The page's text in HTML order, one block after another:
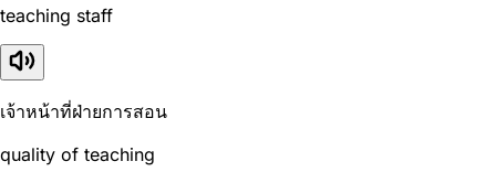
teaching staff
เจ้าหน้าที่ฝ่ายการสอน
quality of teaching